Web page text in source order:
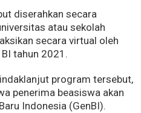
diserahkan secara
atau sekolah
secara virtual oleh
tahun 2021.
program tersebut,
penerima beasiswa akan
Indonesia (GenBI).